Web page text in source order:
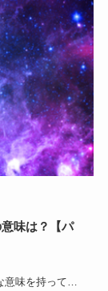
味は？【パ
意味を持ってい